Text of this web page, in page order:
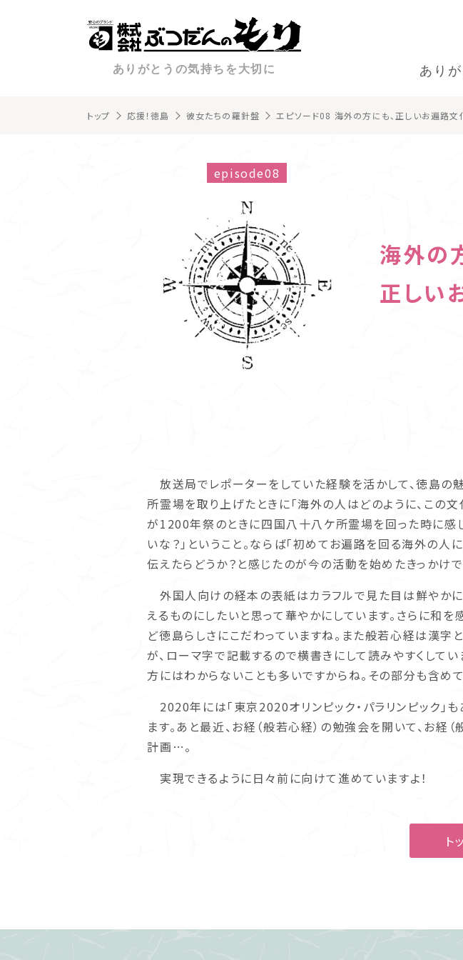
ありがとうの気持ちを大切に あり
トップ 応援！徳島 彼女たちの羅針盤 エピソード08 海外の方にも、正しいお遍路文
episode08
海外の
正しい
放送局でレポーターをしていた経験を活かして、徳島
所霊場を取り上げたときに「海外の人はどのように、この
が1200年祭のときに四国八十八ケ所霊場を回った時に感
いな？」ということ。ならば「初めてお遍路を回る海外の
伝えたらどうか？と感じたのが今の活動を始めたきっかけで
外国人向けの経本の表紙はカラフルで見た目は鮮やかに
えるものにしたいと思って華やかにしています。さらに和
ど徳島らしさにこだわっていますね。また般若心経は漢字
が、ローマ字で記載するので横書きにして読みやすくして
方にはわからないことも多いですからね。その部分も含め
2020年には「東京2020オリンピック・パラリンピック」
ます。あと最近、お経（般若心経）の勉強会を開いて、お経
計画…。
実現できるように日々前に向けて進めていますよ！
ト